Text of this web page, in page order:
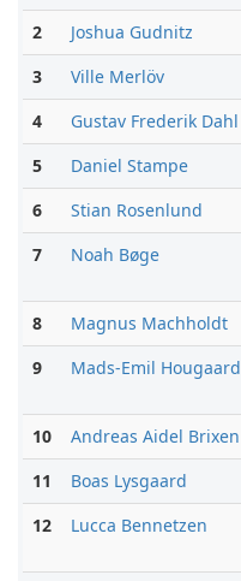
2 Joshua Gudnitz
3
Ville Merlöv
4
Gustav Frederik Dahl
5
Daniel Stampe
6
Stian Rosenlund
7
Noah Bøge
8
Magnus Machholdt
9
Mads-Emil Hougaard
10
Andreas Aidel Brixen
11
Boas Lysgaard
12
Lucca Bennetzen